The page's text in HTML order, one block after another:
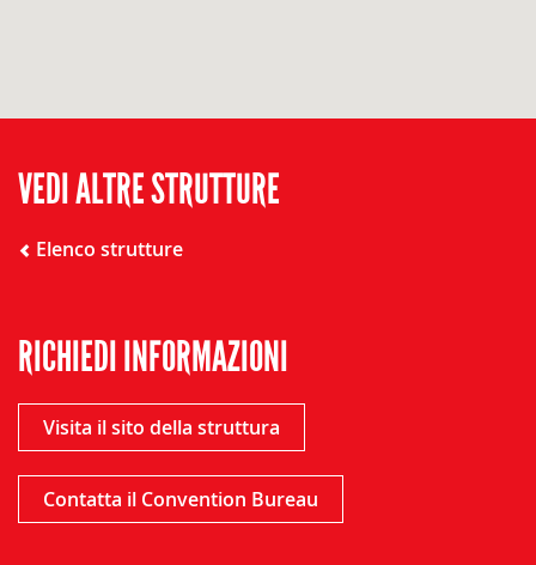
VEDI ALTRE STRUTTURE
Elenco strutture
RICHIEDI INFORMAZIONI
Visita il sito della struttura
Contatta il Convention Bureau